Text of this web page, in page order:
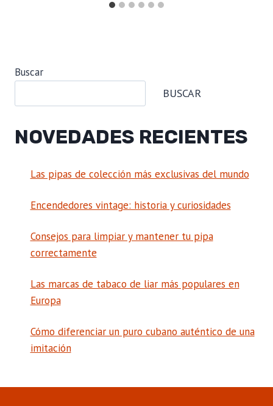
Buscar
BUSCAR
NOVEDADES RECIENTES
Las pipas de colección más exclusivas del mundo
Encendedores vintage: historia y curiosidades
Consejos para limpiar y mantener tu pipa
correctamente
Las marcas de tabaco de liar más populares en
Europa
Cómo diferenciar un puro cubano auténtico de una
imitación